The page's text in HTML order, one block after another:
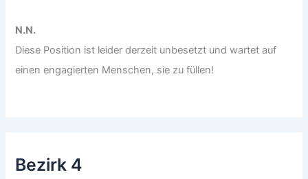
N.N.
Diese Position ist leider derzeit unbesetzt und wartet auf
einen engagierten Menschen, sie zu füllen!
Bezirk 4